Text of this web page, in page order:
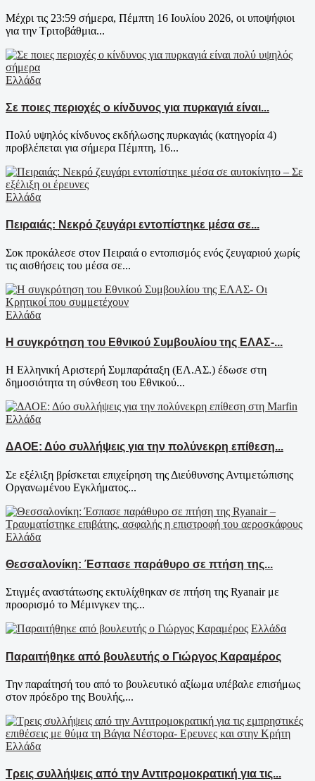
Μέχρι τις 23:59 σήμερα, Πέμπτη 16 Ιουλίου 2026, οι υποψήφιοι
για την Τριτοβάθμια...
Ελλάδα
Σε ποιες περιοχές ο κίνδυνος για πυρκαγιά είναι...
Πολύ υψηλός κίνδυνος εκδήλωσης πυρκαγιάς (κατηγορία 4)
προβλέπεται για σήμερα Πέμπτη, 16...
Ελλάδα
Πειραιάς: Νεκρό ζευγάρι εντοπίστηκε μέσα σε...
Σοκ προκάλεσε στον Πειραιά ο εντοπισμός ενός ζευγαριού χωρίς
τις αισθήσεις του μέσα σε...
Ελλάδα
Η συγκρότηση του Εθνικού Συμβουλίου της ΕΛΑΣ-...
Η Ελληνική Αριστερή Συμπαράταξη (ΕΛ.ΑΣ.) έδωσε στη
δημοσιότητα τη σύνθεση του Εθνικού...
Ελλάδα
ΔΑΟΕ: Δύο συλλήψεις για την πολύνεκρη επίθεση...
Σε εξέλιξη βρίσκεται επιχείρηση της Διεύθυνσης Αντιμετώπισης
Οργανωμένου Εγκλήματος...
Ελλάδα
Θεσσαλονίκη: Έσπασε παράθυρο σε πτήση της...
Στιγμές αναστάτωσης εκτυλίχθηκαν σε πτήση της Ryanair με
προορισμό το Μέμινγκεν της...
Ελλάδα
Παραιτήθηκε από βουλευτής ο Γιώργος Καραμέρος
Την παραίτησή του από το βουλευτικό αξίωμα υπέβαλε επισήμως
στον πρόεδρο της Βουλής,...
Ελλάδα
Τρεις συλλήψεις από την Αντιτρομοκρατική για τις...